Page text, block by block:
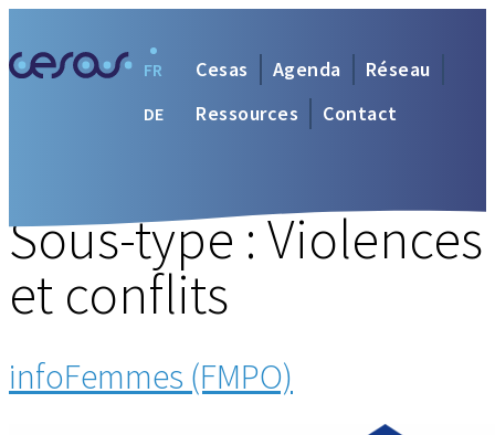
Cesas Agenda
Réseau
Ressources
Contact
FR
DE
Sous-type :Violences
et conflits
infoFemmes (FMPO)